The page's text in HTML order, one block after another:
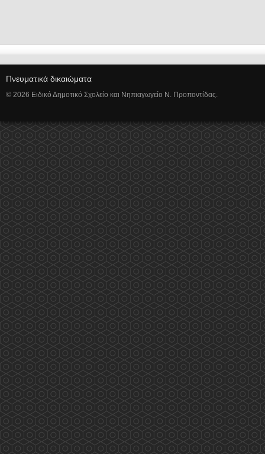
Πνευματικά δικαιώματα
© 2026 Ειδικό Δημοτικό Σχολείο και Νηπιαγωγείο Ν. Προποντίδας.